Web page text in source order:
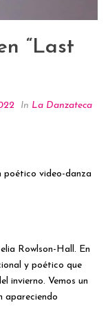
“Last
In La Danzateca
poético video-danza
Rowlson-Hall. En
y poético que
invierno. Vemos un
apareciendo